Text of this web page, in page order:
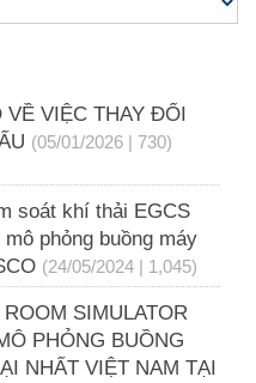
VỀ VIỆC THAY ĐỔI
(05/01/2026 | 730)
soát khí thải EGCS
phỏng buồng máy
(24/05/2024 | 1,045)
SIMULATOR
PHỎNG BUỒNG
NHẤT VIỆT NAM TẠI